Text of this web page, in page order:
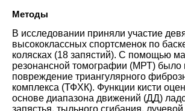
Методы
В исследовании приняли участие
высококлассных спортсменок по
колясках (18 запястий). С помощью
резонансной томографии (МРТ) было
повреждение триангулярного
комплекса (ТФХК). Функции кисти
основе диапазона движений (ДД)
запястья, тыльного сгибания,